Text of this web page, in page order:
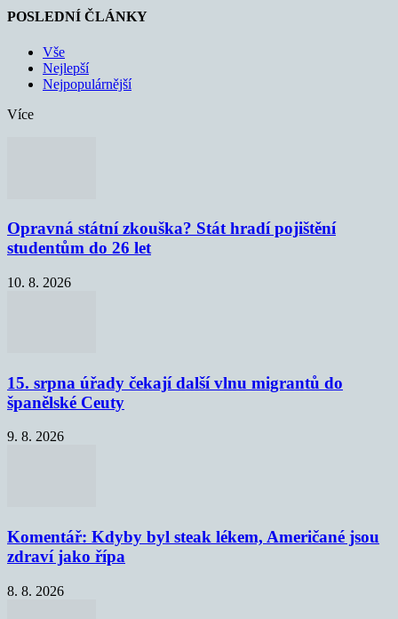
POSLEDNÍ ČLÁNKY
Vše
Nejlepší
Nejpopulárnější
Více
Opravná státní zkouška? Stát hradí pojištění
studentům do 26 let
10. 8. 2026
15. srpna úřady čekají další vlnu migrantů do
španělské Ceuty
9. 8. 2026
Komentář: Kdyby byl steak lékem, Američané jsou
zdraví jako řípa
8. 8. 2026